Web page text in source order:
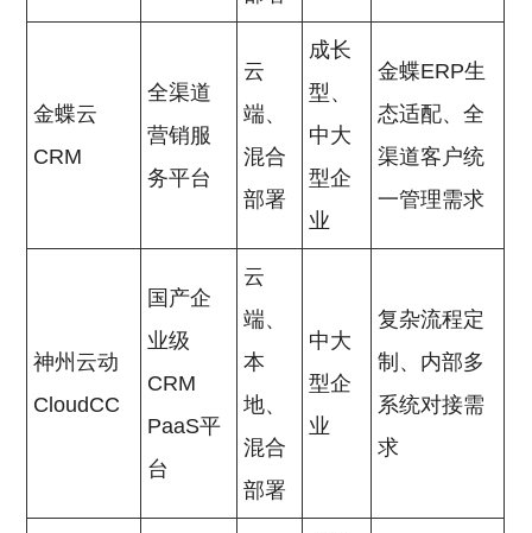
金蝶云
CRM
全渠道
营销服
务平台
云
端、
混合
部署
成长
型、
中大
型企
业
金蝶ERP生
态适配、全
渠道客户统
一管理需求
神州云动
CloudCC
国产企
业级
CRM
PaaS平
台
云
端、
本
地、
混合
部署
中大
型企
业
复杂流程定
制、内部多
系统对接需
求